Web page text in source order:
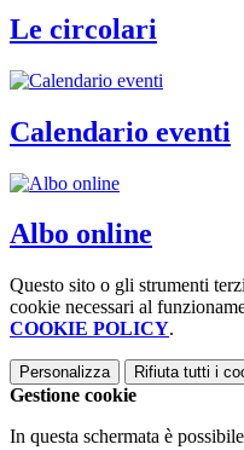
Le circolari
Calendario eventi
Albo online
Questo sito o gli strumenti
cookie necessari al
COOKIE POLICY.
Personalizza Rifiuta tutti i
Gestione cookie
In questa schermata è